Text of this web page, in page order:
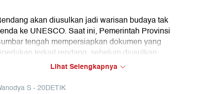
akan diusulkan jadi warisan budaya tak
ke UNESCO. Saat ini, Pemerintah Provinsi
tengah mempersiapkan dokumen yang
terkait rendang, sebelum diusulkan
kembali ke Kementerian Kebudayaan.
Lihat Selengkapnya
S - 20DETIK